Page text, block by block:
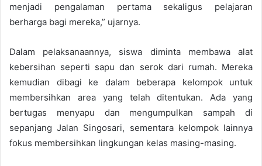
menjadi pengalaman pertama sekaligus pelajaran
berharga bagi mereka,” ujarnya.
Dalam pelaksanaannya, siswa diminta membawa alat
kebersihan seperti sapu dan serok dari rumah. Mereka
kemudian dibagi ke dalam beberapa kelompok untuk
membersihkan area yang telah ditentukan. Ada yang
bertugas menyapu dan mengumpulkan sampah di
sepanjang Jalan Singosari, sementara kelompok lainnya
fokus membersihkan lingkungan kelas masing-masing.